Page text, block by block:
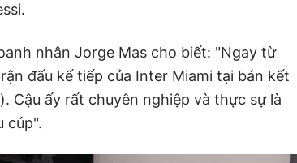
nhân Jorge Mas cho biết: "Ngay từ
đấu kế tiếp của Inter Miami tại bán kết
Cậu ấy rất chuyên nghiệp và thực sự là
cúp".